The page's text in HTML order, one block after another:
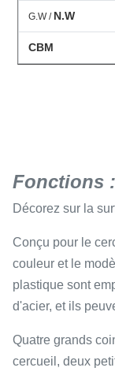
G.W / N.W
CBM
Fonctions :
Décorez sur la
Conçu pour le
couleur et le
plastique sont
d'acier, et ils
Quatre grands
cercueil, deux